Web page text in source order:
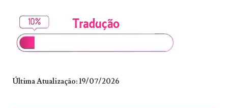
Última Atualização: 19/07/2026